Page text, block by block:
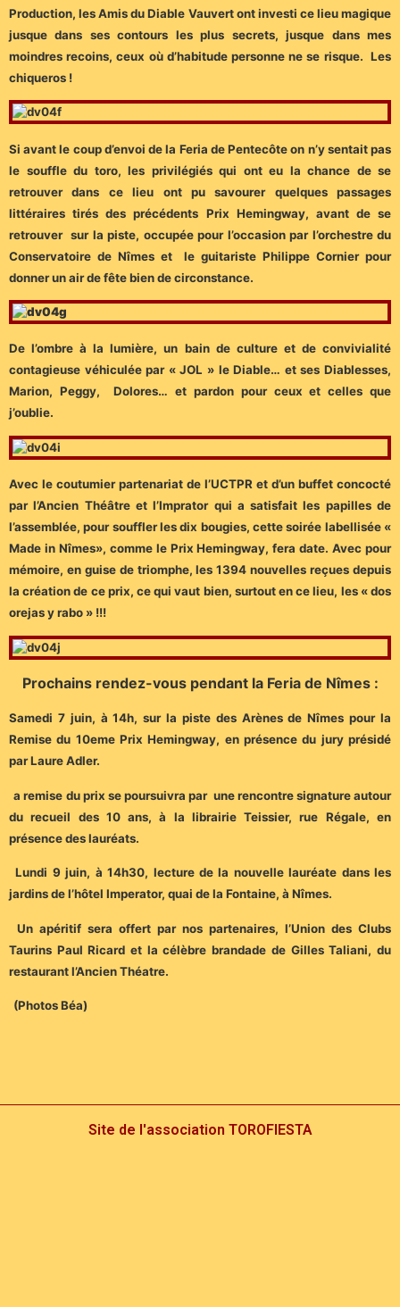
Production, les Amis du Diable Vauvert ont investi ce lieu magique
jusque dans ses contours les plus secrets, jusque dans mes
moindres recoins, ceux où d’habitude personne ne se risque. Les
chiqueros !
Si avant le coup d’envoi de la Feria de Pentecôte on n’y sentait pas
le souffle du toro, les privilégiés qui ont eu la chance de se
retrouver dans ce lieu ont pu savourer quelques passages
littéraires tirés des précédents Prix Hemingway, avant de se
retrouver sur la piste, occupée pour l’occasion par l’orchestre du
Conservatoire de Nîmes et le guitariste Philippe Cornier pour
donner un air de fête bien de circonstance.
De l’ombre à la lumière, un bain de culture et de convivialité
contagieuse véhiculée par « JOL » le Diable… et ses Diablesses,
Marion, Peggy, Dolores… et pardon pour ceux et celles que
j’oublie.
Avec le coutumier partenariat de l’UCTPR et d’un buffet concocté
par l’Ancien Théâtre et l’Imprator qui a satisfait les papilles de
l’assemblée, pour souffler les dix bougies, cette soirée labellisée «
Made in Nîmes», comme le Prix Hemingway, fera date. Avec pour
mémoire, en guise de triomphe, les 1394 nouvelles reçues depuis
la création de ce prix, ce qui vaut bien, surtout en ce lieu, les « dos
orejas y rabo » !!!
Prochains rendez-vous pendant la Feria de Nîmes :
Samedi 7 juin, à 14h, sur la piste des Arènes de Nîmes pour la
Remise du 10eme Prix Hemingway, en présence du jury présidé
par Laure Adler.
a remise du prix se poursuivra par une rencontre signature autour
du recueil des 10 ans, à la librairie Teissier, rue Régale, en
présence des lauréats.
Lundi 9 juin, à 14h30, lecture de la nouvelle lauréate dans les
jardins de l’hôtel Imperator, quai de la Fontaine, à Nîmes.
Un apéritif sera offert par nos partenaires, l’Union des Clubs
Taurins Paul Ricard et la célèbre brandade de Gilles Taliani, du
restaurant l’Ancien Théatre.
(Photos Béa)
Site de l'association TOROFIESTA